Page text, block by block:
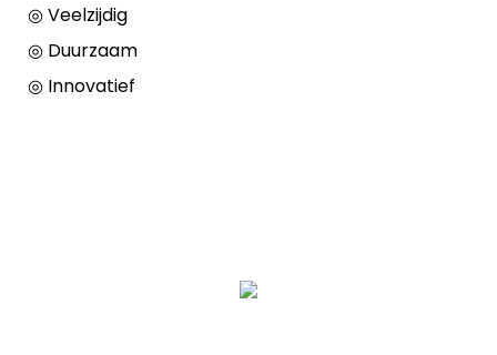
◎ Veelzijdig
◎ Duurzaam
◎ Innovatief